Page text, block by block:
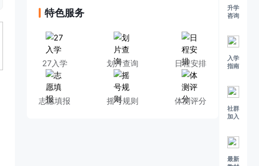
升学
咨询
入学
指南
社群
加入
最新
特色服务
27入学 划片查询 日程安排
志愿填报 摇号规则 体测评分